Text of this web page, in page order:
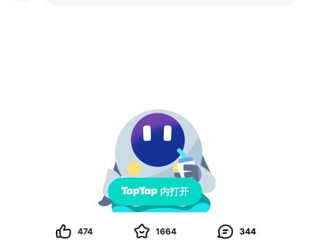
474 1664 344
内打开